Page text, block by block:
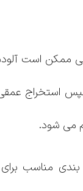
ممکن است
استخراج عمقی
می شود.
بندی مناسب